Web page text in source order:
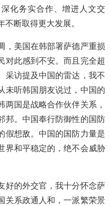
化务实合作、增进人文交
断取得更大发展。
，美国在韩部署萨德严重损
对此感到不安。而且完全超
采访提及中国的雷达，我不
未听韩国朋友说过，中国的
两国是战略合作伙伴关系，
邦。中国奉行防御性的国防
假想敌。中国的国防力量是
界和平稳定的，绝不会威胁
好的外交官，我十分怀念萨
关系政通人和，一派繁荣景